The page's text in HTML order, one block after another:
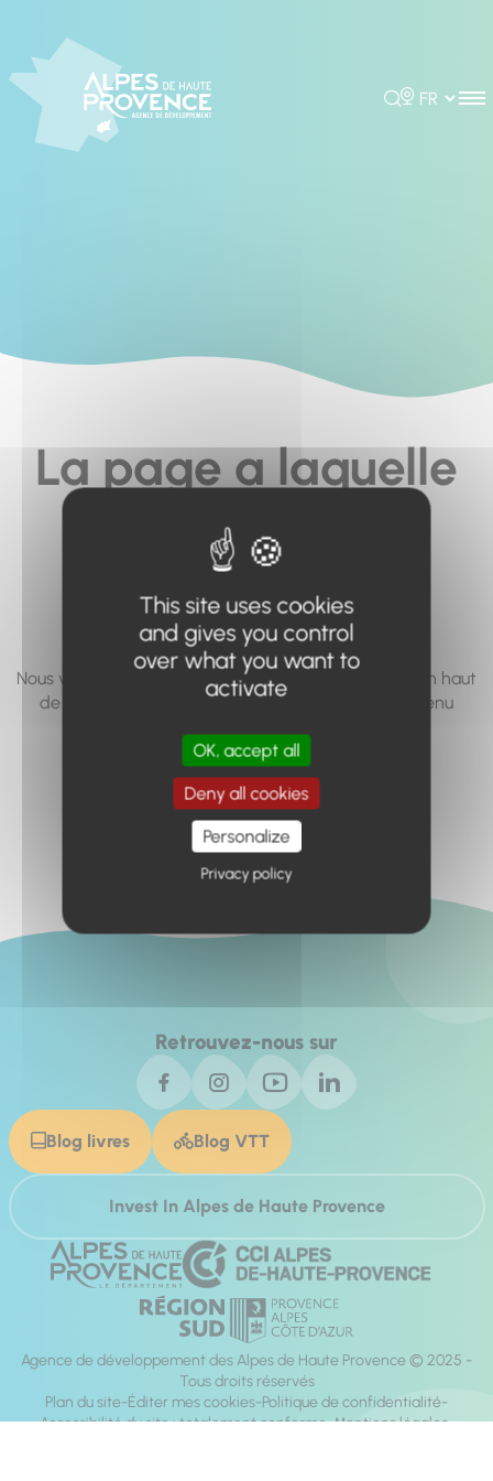
Rechercher
Choisir la
La page a laquelle
vous cherchez à
accéder n'existe
pas... ou plus.
Nous vous invitons à utiliser le moteur de recherche en haut
de page, ou à utiliser le menu pour trouver le contenu
Retour à l'accueil
Retrouvez-nous sur
Blog livres Blog VTT
Invest In Alpes de Haute Provence
Agence de développement des Alpes de Haute Provence © 2025 -
Tous droits réservés
Plan du site Éditer mes cookies Politique de confidentialité
Accessibilité du site : totalement conforme Mentions légales
This site uses cookies
and gives you control
over what you want to
activate
OK, accept all
Deny all cookies
Personalize
Privacy policy